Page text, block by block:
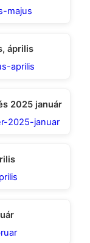
április
2025 január